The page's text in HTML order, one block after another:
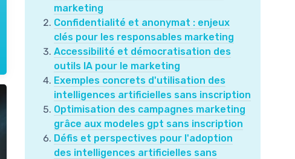
marketing
Confidentialité et anonymat : enjeux
clés pour les responsables marketing
Accessibilité et démocratisation des
outils IA pour le marketing
Exemples concrets d'utilisation des
intelligences artificielles sans inscription
Optimisation des campagnes marketing
grâce aux modeles gpt sans inscription
Défis et perspectives pour l'adoption
des intelligences artificielles sans